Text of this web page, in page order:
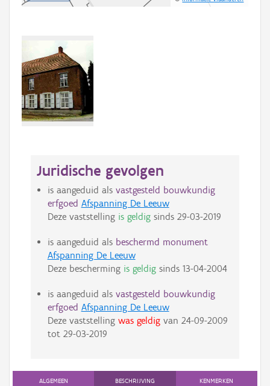
Juridische gevolgen
is aangeduid als vastgesteld bouwkundig
erfgoed Afspanning De Leeuw
Deze vaststelling is geldigsinds 29-03-2019
is aangeduid als beschermd monument
Afspanning De Leeuw
Deze bescherming is geldigsinds 13-04-2004
is aangeduid als vastgesteld bouwkundig
erfgoed Afspanning De Leeuw
Deze vaststelling was geldigvan 24-09-2009
tot 29-03-2019
ALGEMEEN BESCHRIJVING KENMERKEN